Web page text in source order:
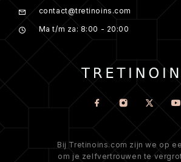
contact@tretinoins.com
Ma t/m za: 8:00 - 20:00
Bij Tretinoins.com zijn we op
om je zelfvertrouwen te